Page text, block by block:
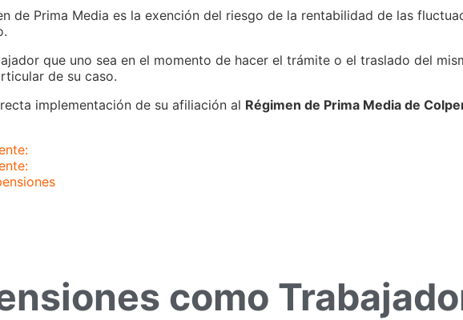
de Prima Media es la exención del riesgo de la rentabilidad de las
que uno sea en el momento de hacer el trámite o el traslado del
de su caso.
implementación de su afiliación al Régimen de Prima Media de
como